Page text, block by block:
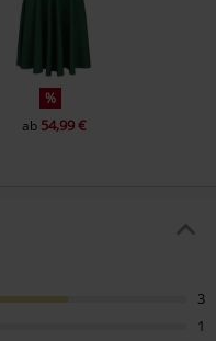
%
ab 54,99 €
3
1